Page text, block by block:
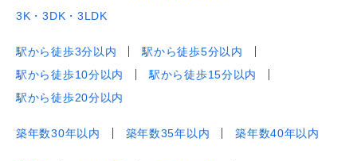
3K・3DK・3LDK
駅から徒歩3分以内
駅から徒歩5分以内
駅から徒歩10分以内
駅から徒歩15分以内
駅から徒歩20分以内
築年数30年以内 築年数35年以内 築年数40年以内